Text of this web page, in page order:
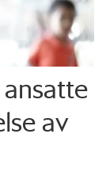
ansatte
av